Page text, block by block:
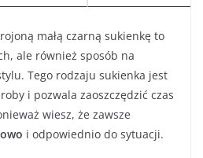
małą czarną sukienkę to
ale również sposób na
Tego rodzaju sukienka jest
i pozwala zaoszczędzić czas
wiesz, że zawsze
i odpowiednio do sytuacji.